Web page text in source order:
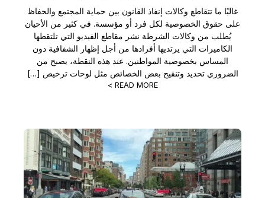
غالبًا ما تتقاطع وكالات إنفاذ القانون بين حماية المجتمع والحفاظ
على حقوق الخصوصية لكل فرد أو مؤسسة. في كثير من الأحيان
يُطلب من وكالات الشرطة نشر مقاطع الفيديو التي تلتقطها
الكاميرات التي يرتديها أفرادها من أجل إظهار الشفافية دون
المساس بخصوصية المواطنين. عند هذه النقطة، يصبح من
الضروري تحديد وتنقيح بعض الخصائص مثل لوحات ترخيص […]
READ MORE >